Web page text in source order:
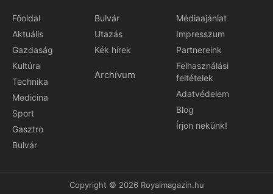
Főoldal
Aktuális
Gazdaság
Kultúra
Technika
Medicina
Sport
Gasztro
Bulvár
Bulvár
Utazás
Kék hírek
Archívum
Médiaajánlat
Impresszum
Partnereink
Felhasználási
feltételek
Adatvédelem
Blog
Írjon nekünk!
Copyright © 2026 Royalmagazin.hu